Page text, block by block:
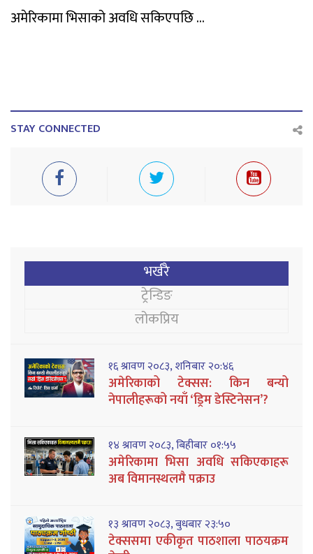
अमेरिकामा भिसाको अवधि सकिएपछि ...
STAY CONNECTED
भर्खरै
ट्रेन्डिङ
लोकप्रिय
१६ श्रावण २०८३, शनिबार २०:४६
अमेरिकाको टेक्सस: किन बन्यो
नेपालीहरूको नयाँ ‘ड्रिम डेस्टिनेसन’?
१४ श्रावण २०८३, बिहीबार ०१:५५
अमेरिकामा भिसा अवधि सकिएकाहरू
अब विमानस्थलमै पक्राउ
१३ श्रावण २०८३, बुधबार २३:५०
टेक्ससमा एकीकृत पाठशाला पाठयक्रम